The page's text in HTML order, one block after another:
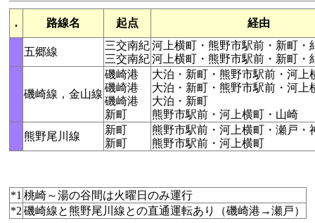
. 路線名 起点 経由
五郷線
三交南紀
三交南紀
河上横町・熊野市駅前・新町・
河上横町・熊野市駅前・新町・
磯崎線，金山線
磯崎港
磯崎港
磯崎港
新町
大泊・新町・熊野市駅前・河上
大泊・新町・熊野市駅前・河上
大泊・新町
熊野市駅前・河上横町・山崎
熊野尾川線
新町
新町
熊野市駅前・河上横町・瀬戸・
熊野市駅前・河上横町
*1 桃崎～湯の谷間は火曜日のみ運行
*2 磯崎線と熊野尾川線との直通運転あり（磯崎港→瀬戸）